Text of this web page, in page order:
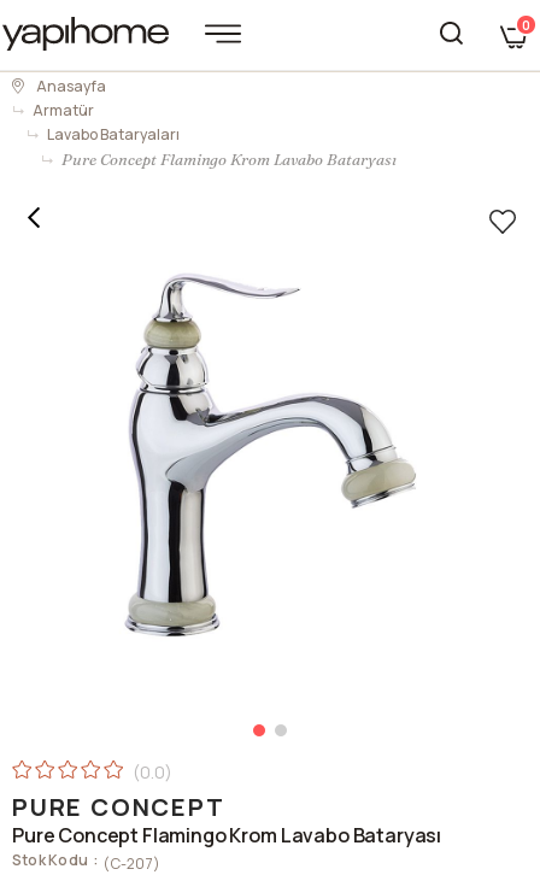
0
Anasayfa
Armatür
Lavabo Bataryaları
Pure Concept Flamingo Krom Lavabo Bataryası
0.0
PURE CONCEPT
Pure Concept Flamingo Krom Lavabo Bataryası
Stok Kodu (C-207)